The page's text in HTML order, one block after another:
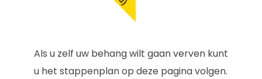
Als u zelf uw behang wilt gaan verven kunt
u het stappenplan op deze pagina volgen.